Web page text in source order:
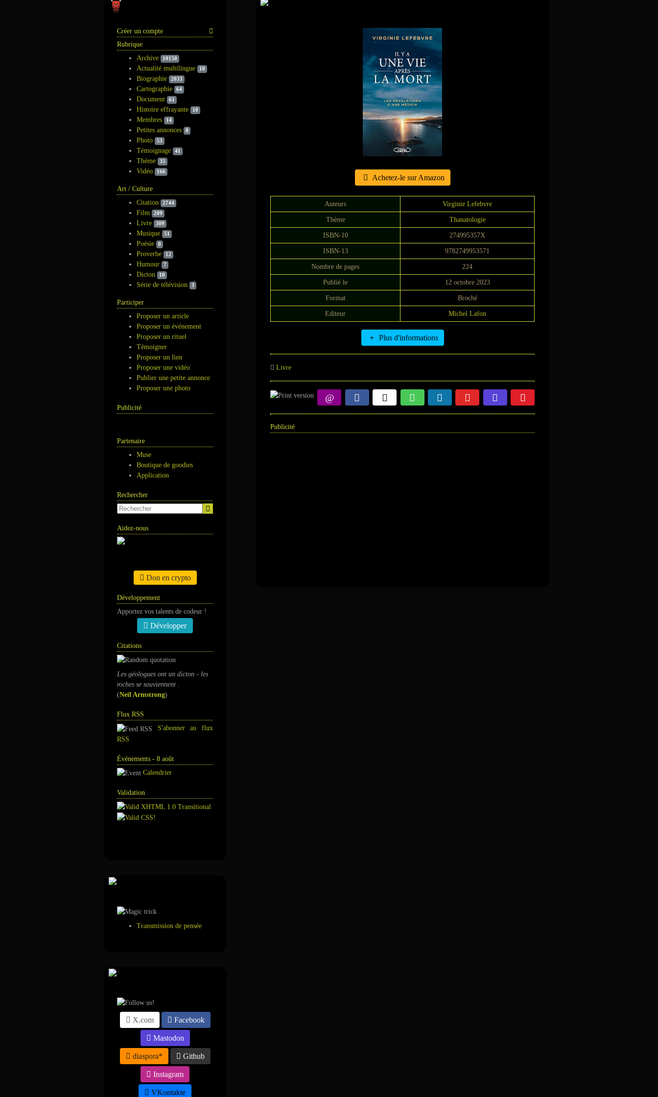
Créer un compte
Rubrique
Archive
10150
Actualité multilingue 10
Biographie 2033
Cartographie 64
Document 61
Histoire effrayante 10
Membres 14
Petites annonces 8
Photo 53
Témoignage 41
Thème 35
Vidéo 166
Art / Culture
Citation
2744
Film 209
Livre 309
Musique 51
Poésie 0
Proverbe 12
Humour 7
Dicton 10
Série de télévision 3
Participer
Proposer un article
Proposer un événement
Proposer un rituel
Témoigner
Proposer un lien
Proposer une vidéo
Publier une petite annonce
Proposer une photo
Publicité
Partenaire
Muse
Boutique de goodies
Application
Rechercher
Aidez-nous
Don en crypto
Développement
Apportez vos talents de codeur !
Développer
Citations
Les géologues ont un dicton - les
roches se souviennent .
(Neil Armstrong)
Flux RSS
S'abonner au flux
RSS
Événements - 8 août
Calendrier
Validation
Transmission de pensée
X.com Facebook
Mastodon
diaspora* Github
Instagram
VKontakte
Achetez-le sur Amazon
Auteurs Virginie Lefebvre
Thème Thanatologie
ISBN-10 274995357X
ISBN-13 9782749953571
Nombre de pages 224
Publié le 12 octobre 2023
Format Broché
Editeur Michel Lafon
Plus d'informations
Livre
Publicité